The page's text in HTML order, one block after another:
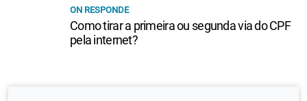
ON RESPONDE
Como tirar a primeira ou segunda via do CPF
pela internet?